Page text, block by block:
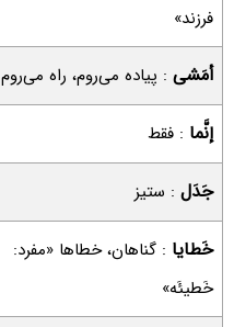
فرزند»
أمَشی : پیاده می‌روم، راه می‌روم
إنَّما : فقط
جَدَل : ستیز
خَطایا : گناهان، خطاها «مفرد:
خَطیئَه»